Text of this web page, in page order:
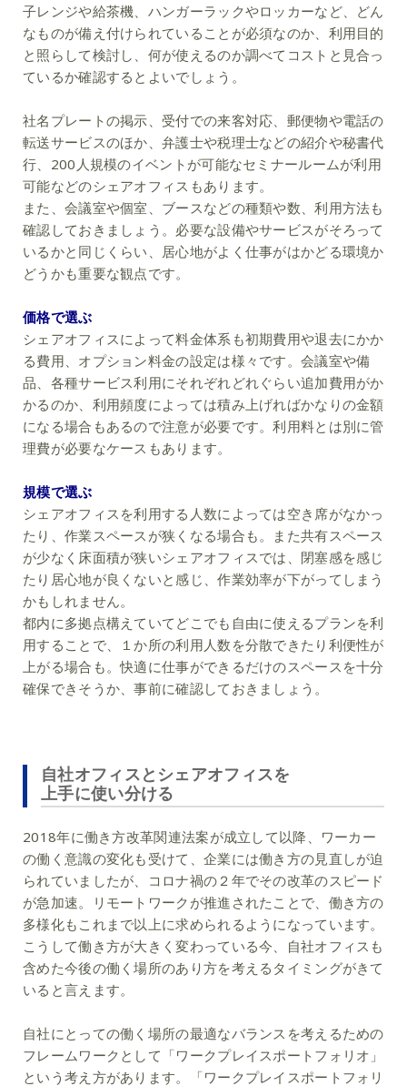
子レンジや給茶機、ハンガーラックやロッカーなど、どん
なものが備え付けられていることが必須なのか、利用目的
と照らして検討し、何が使えるのか調べてコストと見合っ
ているか確認するとよいでしょう。
社名プレートの掲示、受付での来客対応、郵便物や電話の
転送サービスのほか、弁護士や税理士などの紹介や秘書代
行、200人規模のイベントが可能なセミナールームが利用
可能などのシェアオフィスもあります。
また、会議室や個室、ブースなどの種類や数、利用方法も
確認しておきましょう。必要な設備やサービスがそろって
いるかと同じくらい、居心地がよく仕事がはかどる環境か
どうかも重要な観点です。
価格で選ぶ
シェアオフィスによって料金体系も初期費用や退去にかか
る費用、オプション料金の設定は様々です。会議室や備
品、各種サービス利用にそれぞれどれぐらい追加費用がか
かるのか、利用頻度によっては積み上げればかなりの金額
になる場合もあるので注意が必要です。利用料とは別に管
理費が必要なケースもあります。
規模で選ぶ
シェアオフィスを利用する人数によっては空き席がなかっ
たり、作業スペースが狭くなる場合も。また共有スペース
が少なく床面積が狭いシェアオフィスでは、閉塞感を感じ
たり居心地が良くないと感じ、作業効率が下がってしまう
かもしれません。
都内に多拠点構えていてどこでも自由に使えるプランを利
用することで、１か所の利用人数を分散できたり利便性が
上がる場合も。快適に仕事ができるだけのスペースを十分
確保できそうか、事前に確認しておきましょう。
自社オフィスとシェアオフィスを
上手に使い分ける
2018年に働き方改革関連法案が成立して以降、ワーカー
の働く意識の変化も受けて、企業には働き方の見直しが迫
られていましたが、コロナ禍の２年でその改革のスピード
が急加速。リモートワークが推進されたことで、働き方の
多様化もこれまで以上に求められるようになっています。
こうして働き方が大きく変わっている今、自社オフィスも
含めた今後の働く場所のあり方を考えるタイミングがきて
いると言えます。
自社にとっての働く場所の最適なバランスを考えるための
フレームワークとして「ワークプレイスポートフォリオ」
という考え方があります。「ワークプレイスポートフォリ